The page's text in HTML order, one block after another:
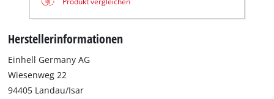
Herstellerinformationen
Einhell Germany AG
Wiesenweg 22
94405 Landau/Isar